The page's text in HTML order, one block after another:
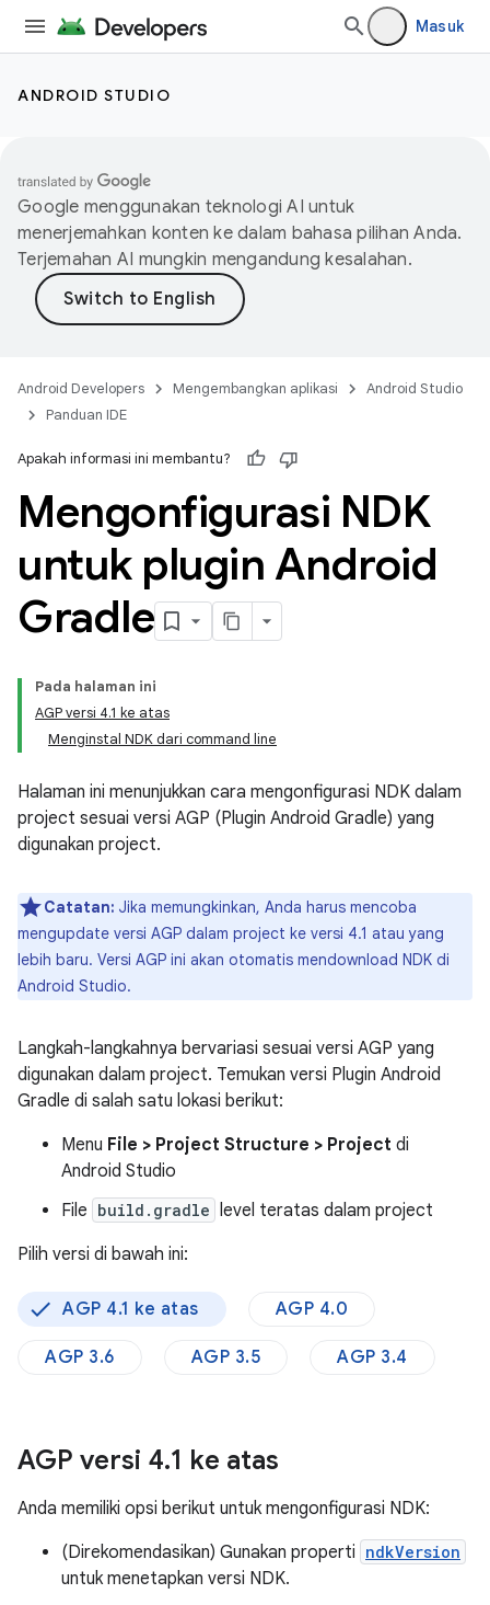
Masuk
ANDROID STUDIO
Google menggunakan teknologi AI untuk
menerjemahkan konten ke dalam bahasa pilihan Anda.
Terjemahan AI mungkin mengandung kesalahan.
Android Developers Mengembangkan aplikasi
Android Studio
Panduan IDE
Apakah informasi ini membantu?
Mengonfigurasi NDK
untuk plugin Android
Gradle
Pada halaman ini
AGP versi 4.1 ke atas
Menginstal NDK dari command line
Halaman ini menunjukkan cara mengonfigurasi NDK dalam
project sesuai versi AGP (Plugin Android Gradle) yang
digunakan project.
Catatan: Jika memungkinkan, Anda harus mencoba
mengupdate versi AGP dalam project ke versi 4.1 atau yang
lebih baru. Versi AGP ini akan otomatis mendownload NDK di
Android Studio.
Langkah-langkahnya bervariasi sesuai versi AGP yang
digunakan dalam project. Temukan versi Plugin Android
Gradle di salah satu lokasi berikut:
Menu File > Project Structure > Project di
Android Studio
File build.gradle level teratas dalam project
Pilih versi di bawah ini:
AGP 4.1 ke atas AGP 4.0
AGP 3.6 AGP 3.5 AGP 3.4
AGP versi 4.1 ke atas
Anda memiliki opsi berikut untuk mengonfigurasi NDK:
(Direkomendasikan) Gunakan properti ndkVersion
untuk menetapkan versi NDK.